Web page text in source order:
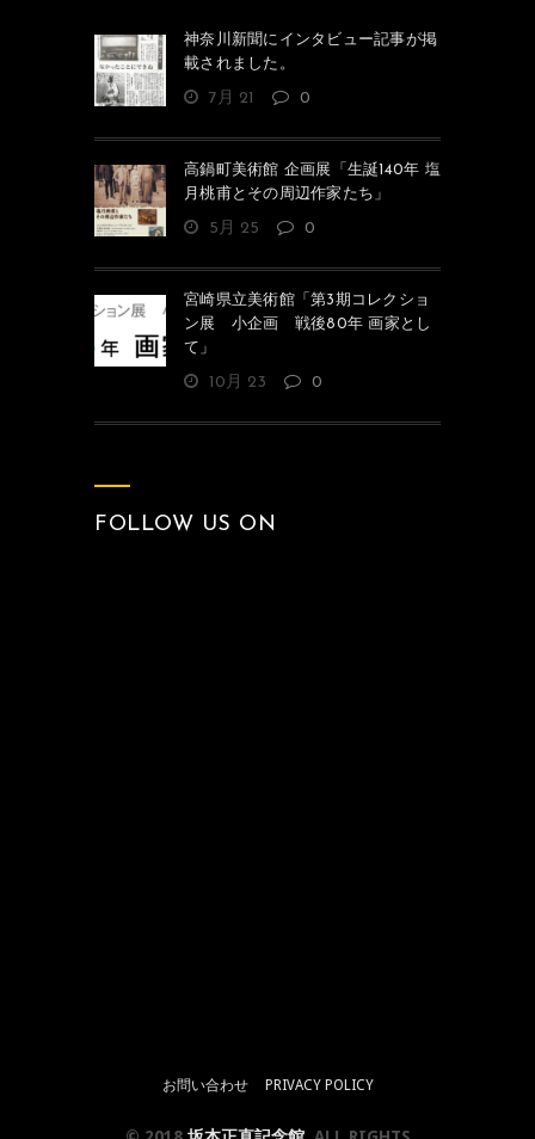
神奈川新聞にインタビュー記事が掲
載されました。
7月 21 0
高鍋町美術館 企画展「生誕140年 塩
月桃甫とその周辺作家たち」
5月 25 0
宮崎県立美術館「第3期コレクショ
ン展 小企画 戦後80年 画家とし
て」
10月 23 0
FOLLOW US ON
お問い合わせ PRIVACY POLICY